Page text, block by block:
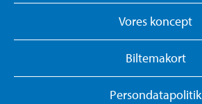
Vores koncept
Biltemakort
Persondatapolitik